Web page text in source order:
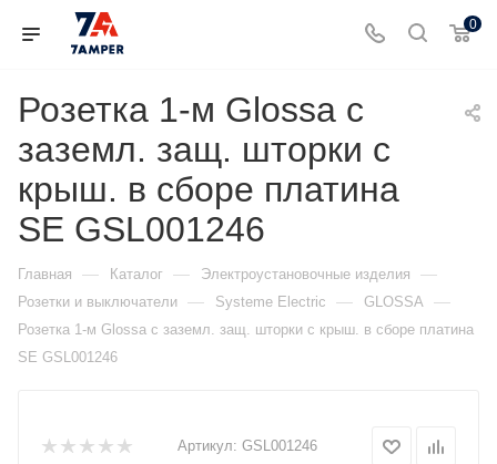
0
Розетка 1-м Glossa с
заземл. защ. шторки с
крыш. в сборе платина
SE GSL001246
Главная — Каталог — Электроустановочные изделия —
Розетки и выключатели — Systeme Electric — GLOSSA —
Розетка 1-м Glossa с заземл. защ. шторки с крыш. в сборе платина
SE GSL001246
Артикул: GSL001246